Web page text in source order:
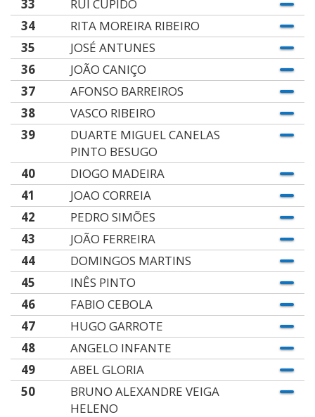
33
RUI CUPIDO
34
RITA MOREIRA RIBEIRO
35
JOSÉ ANTUNES
36
JOÃO CANIÇO
37
AFONSO BARREIROS
38
VASCO RIBEIRO
39
DUARTE MIGUEL CANELAS
PINTO BESUGO
40
DIOGO MADEIRA
41
JOAO CORREIA
42
PEDRO SIMÕES
43
JOÃO FERREIRA
44
DOMINGOS MARTINS
45
INÊS PINTO
46
FABIO CEBOLA
47
HUGO GARROTE
48
ANGELO INFANTE
49
ABEL GLORIA
50
BRUNO ALEXANDRE VEIGA
HELENO